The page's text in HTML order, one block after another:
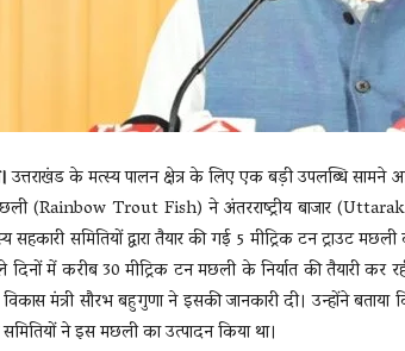
उत्तराखंड के मत्स्य पालन क्षेत्र के लिए एक बड़ी उपलब्धि सामने
(Rainbow Trout Fish) ने अंतरराष्ट्रीय बाजार
सहकारी समितियों द्वारा तैयार की गई 5 मीट्रिक टन ट्राउट
में करीब 30 मीट्रिक टन मछली के निर्यात की तैयारी कर
मंत्री सौरभ बहुगुणा ने इसकी जानकारी दी। उन्होंने बताया
ने इस मछली का उत्पादन किया था।